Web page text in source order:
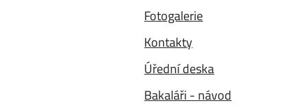
Fotogalerie
Kontakty
Úřední deska
Bakaláři - návod